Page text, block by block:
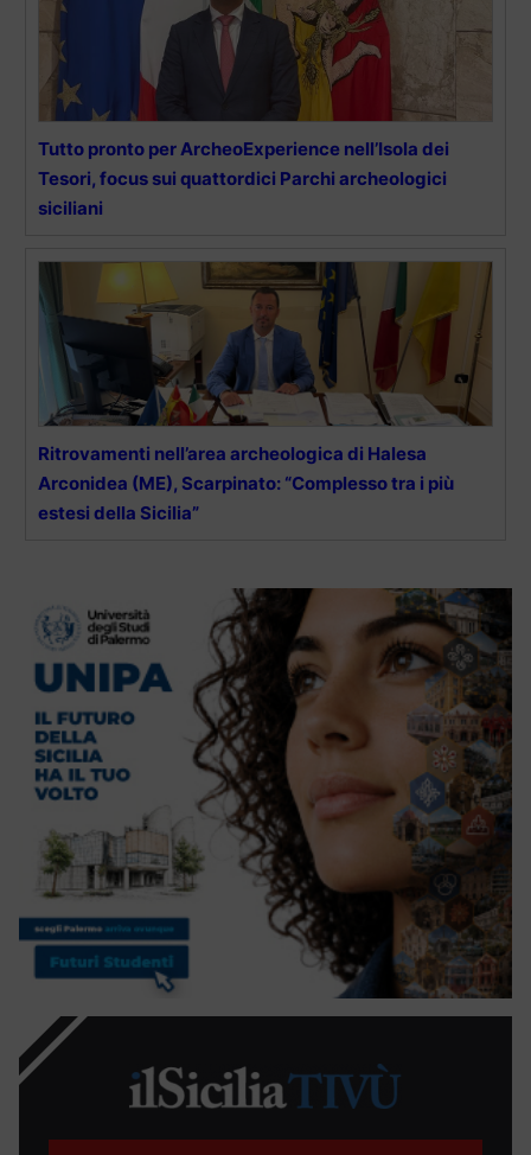
Tutto pronto per ArcheoExperience nell’Isola dei
Tesori, focus sui quattordici Parchi archeologici
siciliani
Ritrovamenti nell’area archeologica di Halesa
Arconidea (ME), Scarpinato: “Complesso tra i più
estesi della Sicilia”